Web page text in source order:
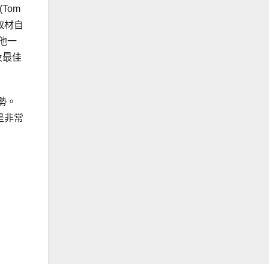
(Tom
材自
一
最佳
。
非常